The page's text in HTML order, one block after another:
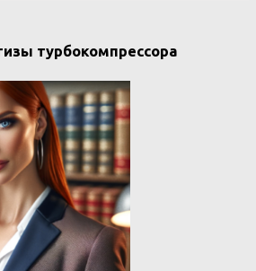
турбокомпрессора